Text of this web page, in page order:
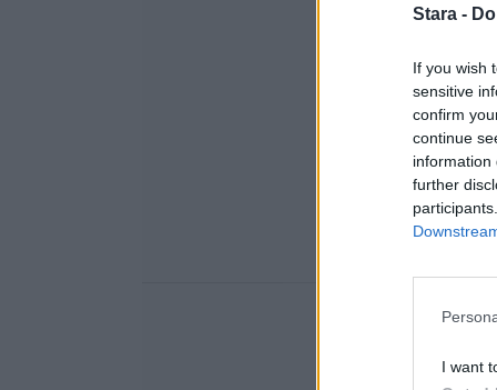
Stara -
If you wish
sensitive
confirm
continue
information
further
I want